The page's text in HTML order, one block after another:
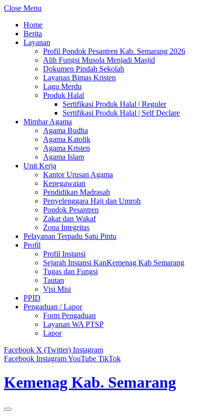
Close Menu
Home
Berita
Layanan
Profil Pondok Pesantren Kab. Semarang 2026
Alih Fungsi Musola Menjadi Masjid
Dokumen Pindah Sekolah
Layanan Bimas Kristen
Lagu Merdu
Produk Halal
Sertifikasi Produk Halal | Reguler
Sertifikasi Produk Halal | Self Declare
Mimbar Agama
Agama Budha
Agama Katolik
Agama Kristen
Agama Islam
Unit Kerja
Kantor Urusan Agama
Kepegawaian
Pendidikan Madrasah
Penyelenggara Haji dan Umroh
Pondok Pesantren
Zakat dan Wakaf
Zona Integritas
Pelayanan Terpadu Satu Pintu
Profil
Profil Instansi
Sejarah Instansi KanKemenag Kab Semarang
Tugas dan Fungsi
Tautan
Visi Misi
PPID
Pengaduan / Lapor
Form Pengaduan
Layanan WA PTSP
Lapor
Facebook X (Twitter) Instagram
Facebook InstagramYouTube TikTok
Kemenag Kab. Semarang